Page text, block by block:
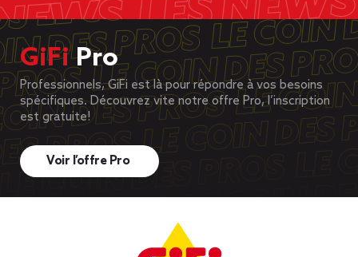
GiFiPro
Professionnels, GiFi est là pour répondre à vos besoins
spécifiques. Découvrez vite notre offre Pro, l’inscription
est gratuite!
Voir l’offre Pro